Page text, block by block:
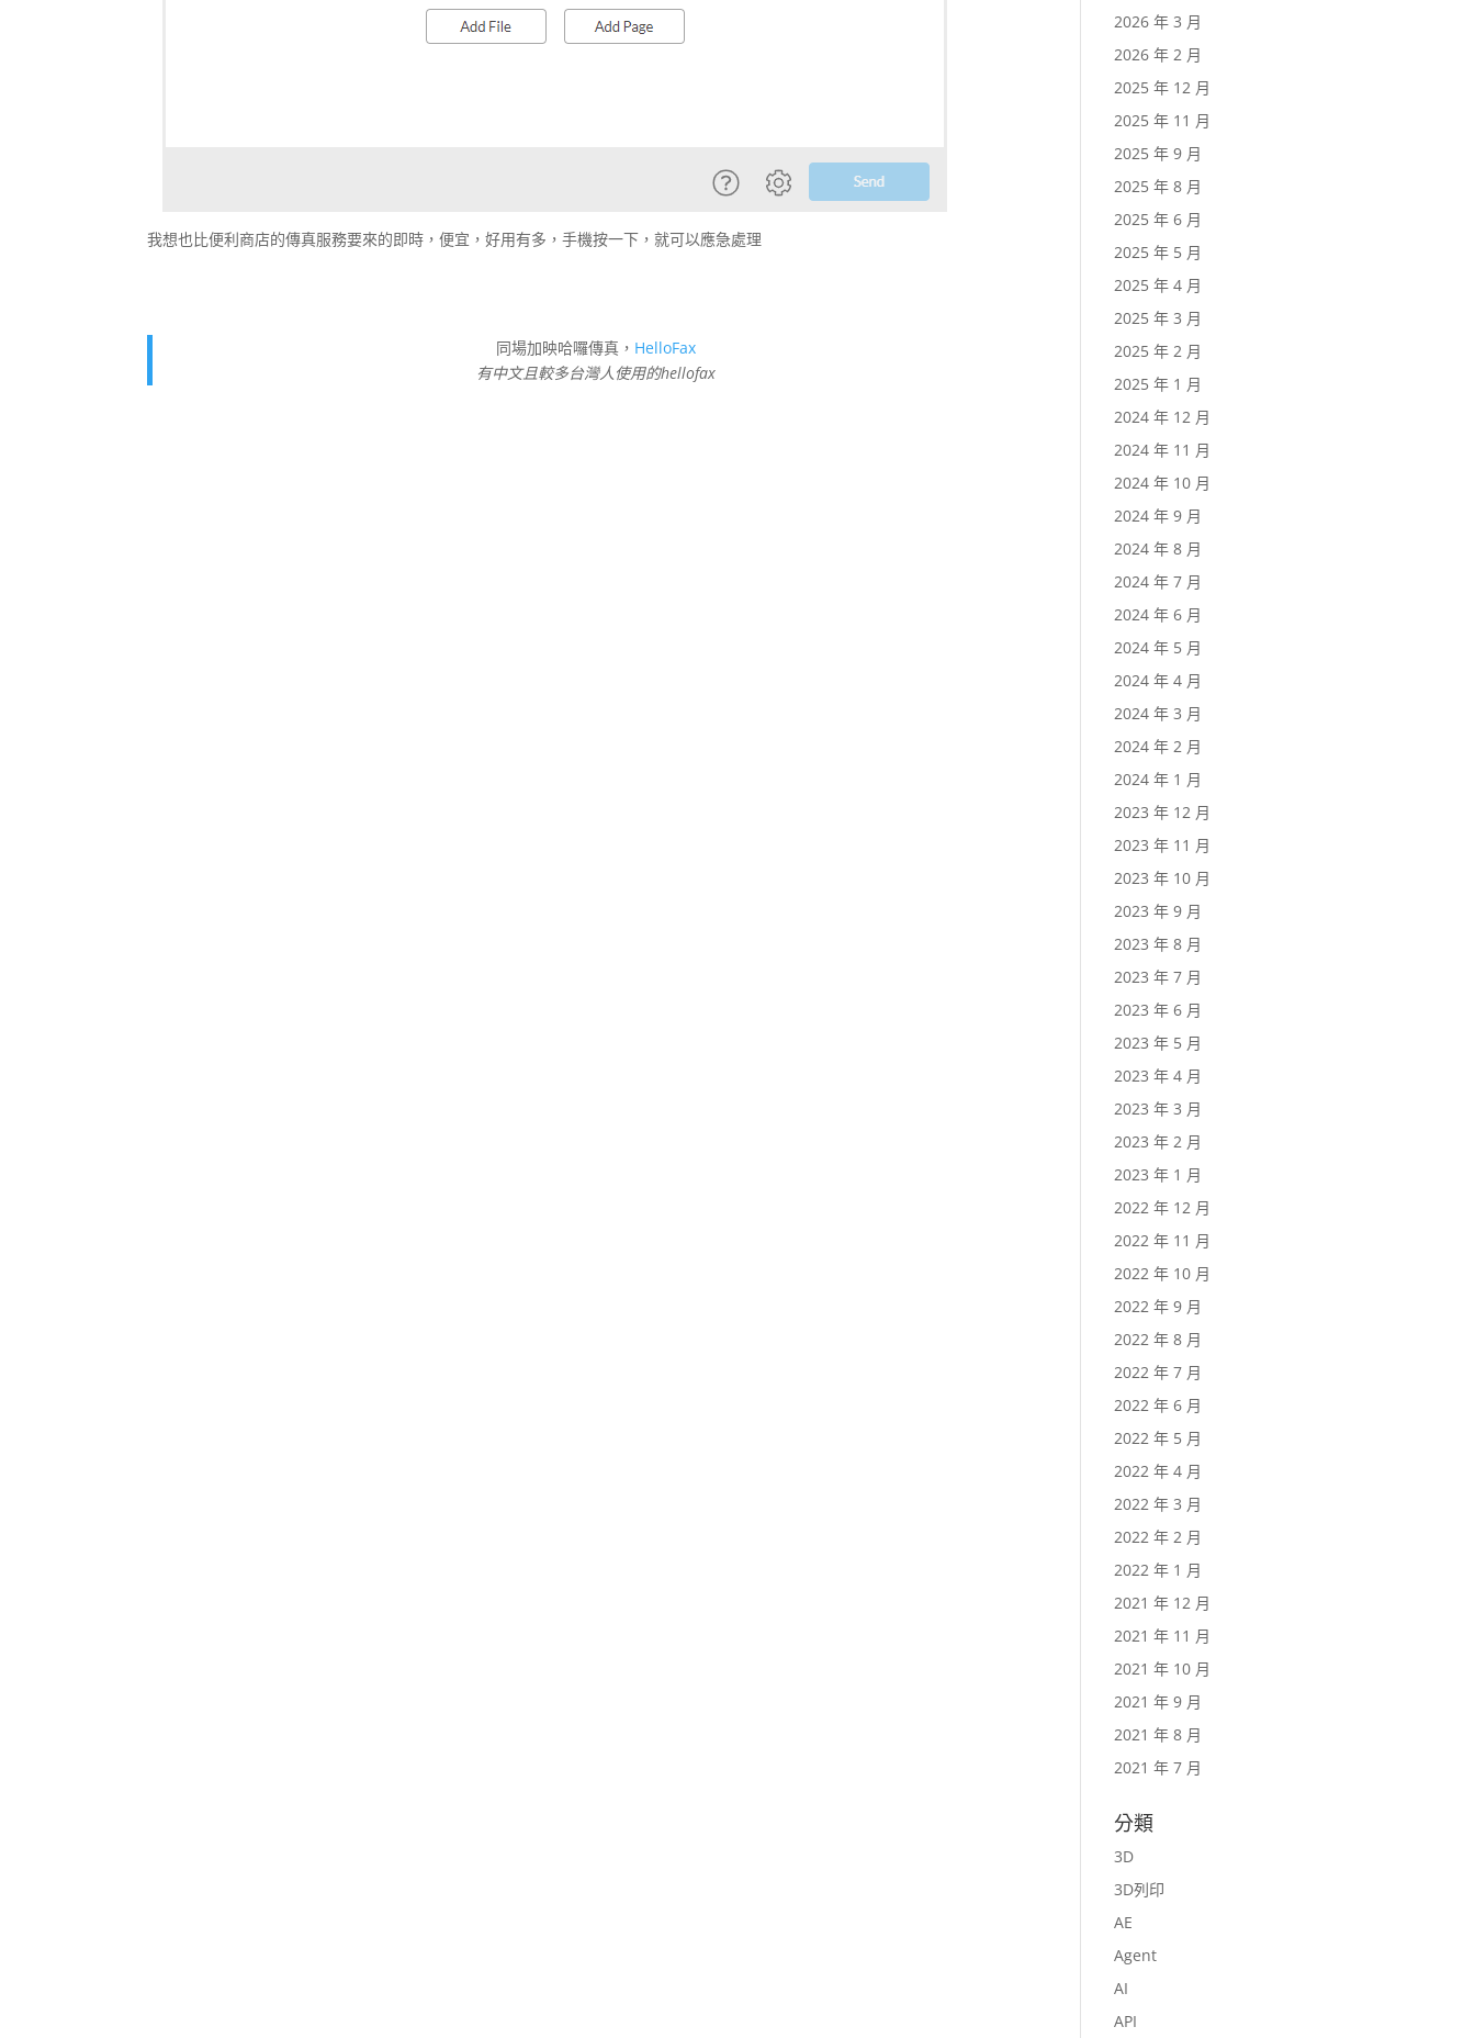
我想也比便利商店的傳真服務要來的即時，便宜，好用有多，手機按一下，就可以應急處理
同場加映哈囉傳真， HelloFax
有中文且較多台灣人使用的hellofax
2026 年 3 月
2026 年 2 月
2025 年 12 月
2025 年 11 月
2025 年 9 月
2025 年 8 月
2025 年 6 月
2025 年 5 月
2025 年 4 月
2025 年 3 月
2025 年 2 月
2025 年 1 月
2024 年 12 月
2024 年 11 月
2024 年 10 月
2024 年 9 月
2024 年 8 月
2024 年 7 月
2024 年 6 月
2024 年 5 月
2024 年 4 月
2024 年 3 月
2024 年 2 月
2024 年 1 月
2023 年 12 月
2023 年 11 月
2023 年 10 月
2023 年 9 月
2023 年 8 月
2023 年 7 月
2023 年 6 月
2023 年 5 月
2023 年 4 月
2023 年 3 月
2023 年 2 月
2023 年 1 月
2022 年 12 月
2022 年 11 月
2022 年 10 月
2022 年 9 月
2022 年 8 月
2022 年 7 月
2022 年 6 月
2022 年 5 月
2022 年 4 月
2022 年 3 月
2022 年 2 月
2022 年 1 月
2021 年 12 月
2021 年 11 月
2021 年 10 月
2021 年 9 月
2021 年 8 月
2021 年 7 月
分類
3D
3D列印
AE
Agent
AI
API